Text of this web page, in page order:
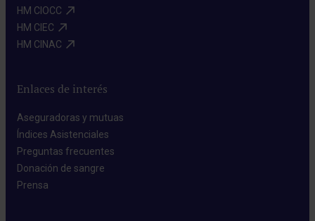
HM CIOCC​
HM CIEC​
HM CINAC​
Enlaces de interés
Aseguradoras y mutuas​
Índices Asistenciales​
Preguntas frecuentes​
Donación de sangre​
Prensa​